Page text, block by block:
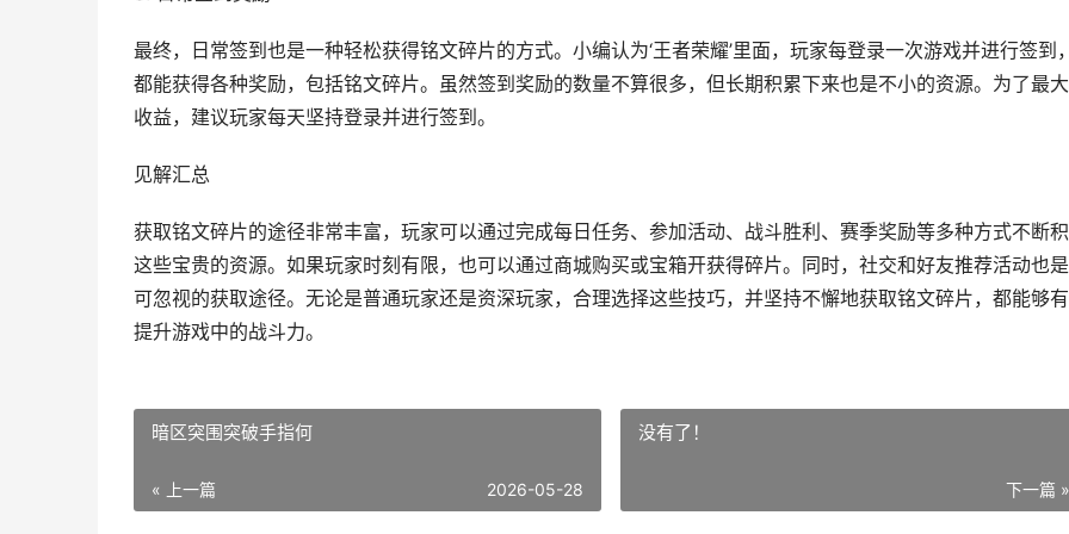
最终，日常签到也是一种轻松获得铭文碎片的方式。小编认为‘王者荣耀’里面，玩家每登录一次游戏并进行签到，
都能获得各种奖励，包括铭文碎片。虽然签到奖励的数量不算很多，但长期积累下来也是不小的资源。为了最
收益，建议玩家每天坚持登录并进行签到。
见解汇总
获取铭文碎片的途径非常丰富，玩家可以通过完成每日任务、参加活动、战斗胜利、赛季奖励等多种方式不断
这些宝贵的资源。如果玩家时刻有限，也可以通过商城购买或宝箱开获得碎片。同时，社交和好友推荐活动也
可忽视的获取途径。无论是普通玩家还是资深玩家，合理选择这些技巧，并坚持不懈地获取铭文碎片，都能够
提升游戏中的战斗力。
暗区突围突破手指何
« 上一篇 2026-05-28
没有了！
下一篇 »